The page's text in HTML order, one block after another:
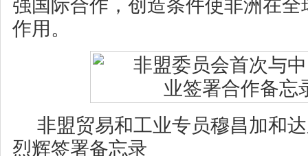
强国际合作，创造条件使非洲在
作用。
非盟贸易和工业专员穆昌加和
烈辉签署备忘录